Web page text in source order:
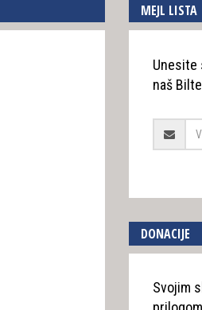
MEJL LISTA
Unesite
naš
DONACIJE
Svojim